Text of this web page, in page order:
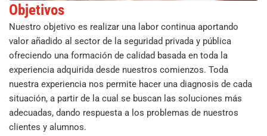
Objetivos
Nuestro objetivo es realizar una labor continua aportando
valor añadido al sector de la seguridad privada y pública
ofreciendo una formación de calidad basada en toda la
experiencia adquirida desde nuestros comienzos. Toda
nuestra experiencia nos permite hacer una diagnosis de cada
situación, a partir de la cual se buscan las soluciones más
adecuadas, dando respuesta a los problemas de nuestros
clientes y alumnos.